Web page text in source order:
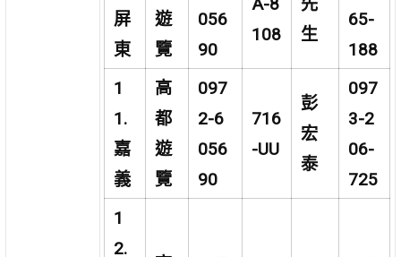
屏
東
遊
覽
056
90
108
生
65-
188
1
1.
嘉
義
高
都
遊
覽
097
2-6
056
90
716
-UU
彭
宏
泰
097
3-2
06-
725
1
2.